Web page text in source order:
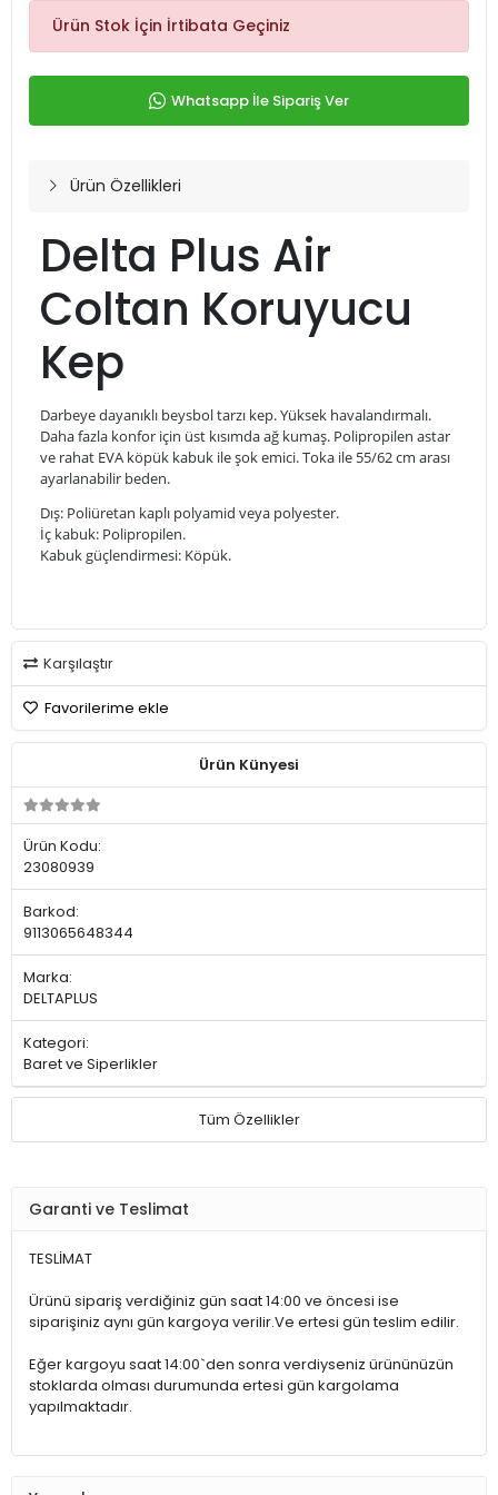
Ürün Stok İçin İrtibata Geçiniz
Whatsapp İle Sipariş Ver
Ürün Özellikleri
Delta Plus Air
Coltan Koruyucu
Kep
Darbeye dayanıklı beysbol tarzı kep. Yüksek havalandırmalı.
Daha fazla konfor için üst kısımda ağ kumaş. Polipropilen astar
ve rahat EVA köpük kabuk ile şok emici. Toka ile 55/62 cm arası
ayarlanabilir beden.
Dış: Poliüretan kaplı polyamid veya polyester.
İç kabuk: Polipropilen.
Kabuk güçlendirmesi: Köpük.
Karşılaştır
Favorilerime ekle
Ürün Künyesi
Ürün Kodu:
23080939
Barkod:
9113065648344
Marka:
DELTAPLUS
Kategori:
Baret ve Siperlikler
Tüm Özellikler
Garanti ve Teslimat
TESLİMAT
Ürünü sipariş verdiğiniz gün saat 14:00 ve öncesi ise
siparişiniz aynı gün kargoya verilir.Ve ertesi gün teslim edilir.
Eğer kargoyu saat 14:00`den sonra verdiyseniz ürününüzün
stoklarda olması durumunda ertesi gün kargolama
yapılmaktadır.